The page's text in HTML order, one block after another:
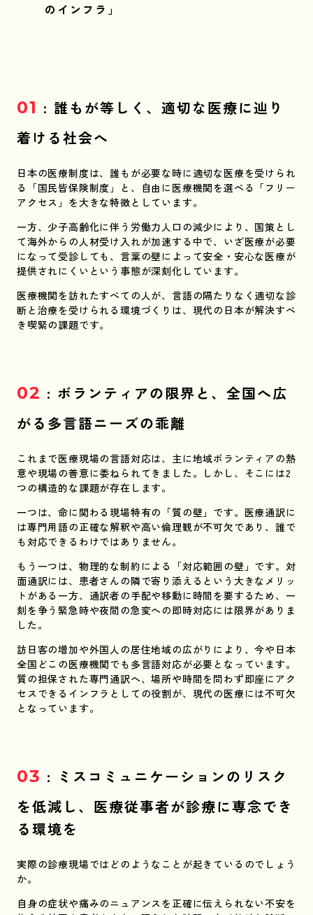
のインフラ」
01 : 誰もが等しく、適切な医療に辿り
着ける社会へ
日本の医療制度は、誰もが必要な時に適切な医療を受けられ
る「国民皆保険制度」と、自由に医療機関を選べる「フリー
アクセス」を大きな特徴としています。
一方、少子高齢化に伴う労働力人口の減少により、国策とし
て海外からの人材受け入れが加速する中で、いざ医療が必要
になって受診しても、言葉の壁によって安全・安心な医療が
提供されにくいという事態が深刻化しています。
医療機関を訪れたすべての人が、言語の隔たりなく適切な診
断と治療を受けられる環境づくりは、現代の日本が解決すべ
き喫緊の課題です。
02 : ボランティアの限界と、全国へ広
がる多言語ニーズの乖離
これまで医療現場の言語対応は、主に地域ボランティアの熱
意や現場の善意に委ねられてきました。しかし、そこには2
つの構造的な課題が存在します。
一つは、命に関わる現場特有の「質の壁」です。医療通訳に
は専門用語の正確な解釈や高い倫理観が不可欠であり、誰で
も対応できるわけではありません。
もう一つは、物理的な制約による「対応範囲の壁」です。対
面通訳には、患者さんの隣で寄り添えるという大きなメリッ
トがある一方、通訳者の手配や移動に時間を要するため、一
刻を争う緊急時や夜間の急変への即時対応には限界がありま
した。
訪日客の増加や外国人の居住地域の広がりにより、今や日本
全国どこの医療機関でも多言語対応が必要となっています。
質の担保された専門通訳へ、場所や時間を問わず即座にアク
セスできるインフラとしての役割が、現代の医療には不可欠
となっています。
03 : ミスコミュニケーションのリスク
を低減し、医療従事者が診療に専念でき
る環境を
実際の診療現場ではどのようなことが起きているのでしょう
か。
自身の症状や痛みのニュアンスを正確に伝えられない不安を